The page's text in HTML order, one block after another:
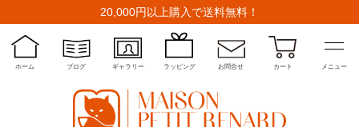
20,000円以上購入で送料無料！
ホーム ブログ ギャラリー ラッピング お問合せ カート メニュー